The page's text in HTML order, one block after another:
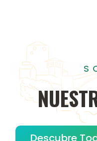
Descubre